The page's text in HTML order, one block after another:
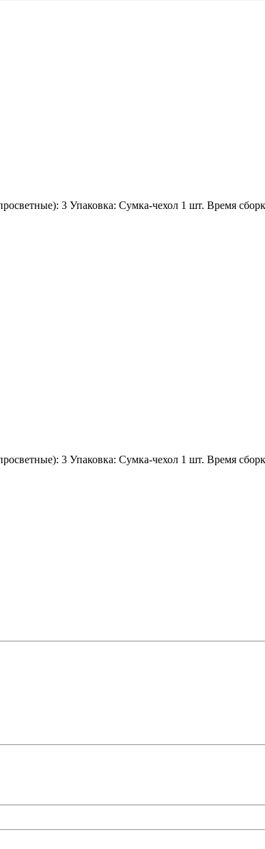
3 Упаковка: Сумка-чехол 1 шт. Время
3 Упаковка: Сумка-чехол 1 шт. Время